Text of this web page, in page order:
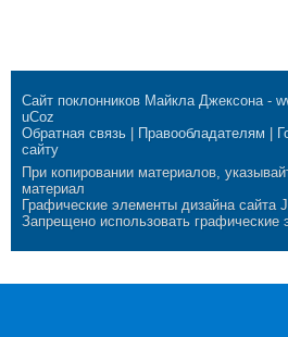
Сайт поклонников Майкла Джексона-
uCoz
Обратная связь
Правообладателям
сайту
При копировании материалов,
материал
Графические элементы дизайна сайта
Запрещено использовать графические